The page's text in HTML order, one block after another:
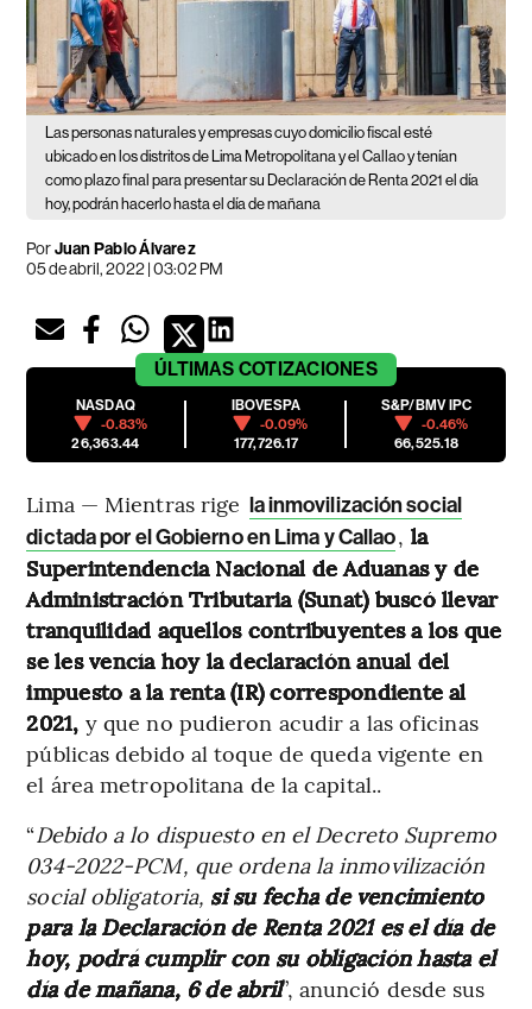
Las personas naturales y empresas cuyo domicilio fiscal esté
ubicado en los distritos de Lima Metropolitana y el Callao y tenían
como plazo final para presentar su Declaración de Renta 2021 el día
hoy, podrán hacerlo hasta el día de mañana
PorJuan Pablo Álvarez
05 de abril, 2022 | 03:02 PM
ÚLTIMAS COTIZACIONES
NASDAQ
-0.83%
26,363.44
IBOVESPA
-0.09%
177,726.17
S&P/BMV IPC
-0.46%
66,525.18
Lima — Mientras rige la inmovilización social
dictada por el Gobierno en Lima y Callao, la
Superintendencia Nacional de Aduanas y de
Administración Tributaria (Sunat) buscó llevar
tranquilidad aquellos contribuyentes a los que
se les vencía hoy la declaración anual del
impuesto a la renta (IR) correspondiente al
2021, y que no pudieron acudir a las oficinas
públicas debido al toque de queda vigente en
el área metropolitana de la capital..
“Debido a lo dispuesto en el Decreto Supremo
034-2022-PCM, que ordena la inmovilización
social obligatoria, si su fecha de vencimiento
para la Declaración de Renta 2021 es el día de
hoy, podrá cumplir con su obligación hasta el
día de mañana, 6 de abril”, anunció desde sus